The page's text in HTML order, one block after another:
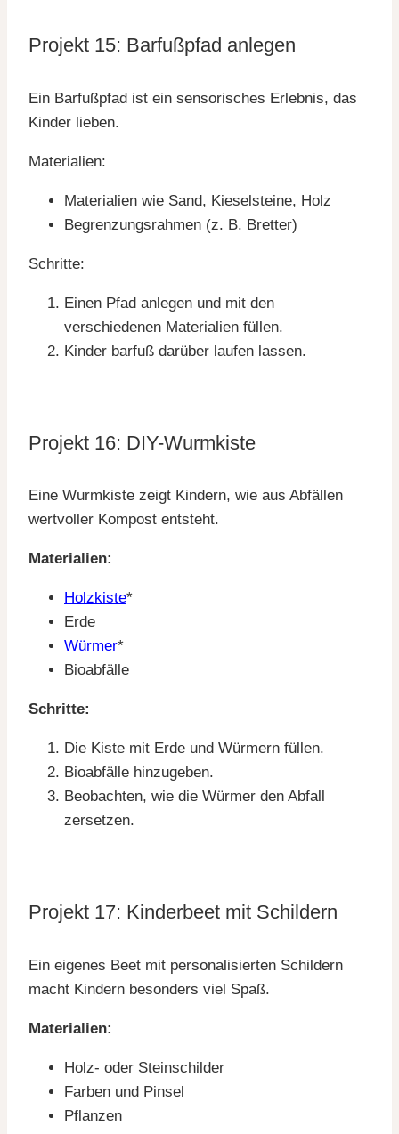
Projekt 15: Barfußpfad anlegen
Ein Barfußpfad ist ein sensorisches Erlebnis, das
Kinder lieben.
Materialien:
Materialien wie Sand, Kieselsteine, Holz
Begrenzungsrahmen (z. B. Bretter)
Schritte:
Einen Pfad anlegen und mit den
verschiedenen Materialien füllen.
Kinder barfuß darüber laufen lassen.
Projekt 16: DIY-Wurmkiste
Eine Wurmkiste zeigt Kindern, wie aus Abfällen
wertvoller Kompost entsteht.
Materialien:
Holzkiste*
Erde
Würmer*
Bioabfälle
Schritte:
Die Kiste mit Erde und Würmern füllen.
Bioabfälle hinzugeben.
Beobachten, wie die Würmer den Abfall
zersetzen.
Projekt 17: Kinderbeet mit Schildern
Ein eigenes Beet mit personalisierten Schildern
macht Kindern besonders viel Spaß.
Materialien:
Holz- oder Steinschilder
Farben und Pinsel
Pflanzen